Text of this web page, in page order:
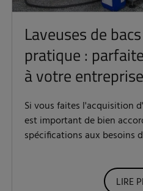
Laveuses de
pratique :
à votre entreprise
Si vous faites l'acquisition
est important de bien
spécifications aux besoins
LIRE